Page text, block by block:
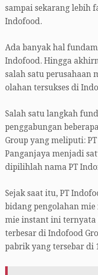
sampai sekarang lebih
Indofood.
Ada banyak hal
Indofood. Hingga
salah satu perusahaan
olahan tersukses di
Salah satu langkah
penggabungan
Group yang meliputi:
Panganjaya menjadi
dipilihlah nama PT
Sejak saat itu, PT
bidang pengolahan
mie instant ini ternyata
terbesar di Indofood
pabrik yang tersebar di